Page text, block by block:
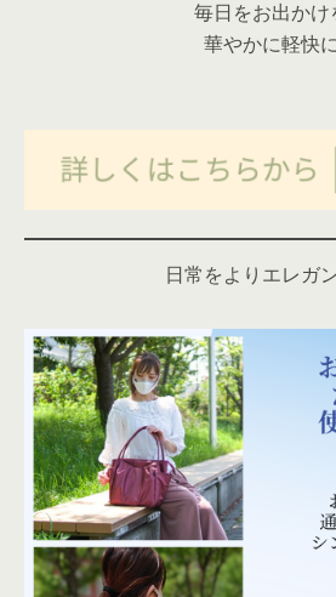
毎日をお出かけ
華やかに軽快
日常をよりエレガ